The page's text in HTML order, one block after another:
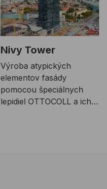
Nivy Tower
Výroba atypických
elementov fasády
pomocou špeciálnych
lepidiel OTTOCOLL a ich